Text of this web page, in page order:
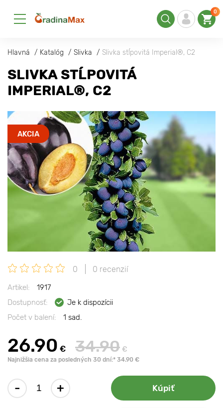
0
Hlavná Katalóg Slivka Slivka stĺpovitá Imperial®, C2
SLIVKA STĹPOVITÁ
IMPERIAL®, C2
AKCIA
0 0 recenzií
Artikel:
1917
Dostupnosť:
Je k dispozícii
Počet v balení:
1 sad.
26.90 € 34.90 €
Najnižšia cena za posledných 30 dní:* 34.90 €
- + Kúpiť